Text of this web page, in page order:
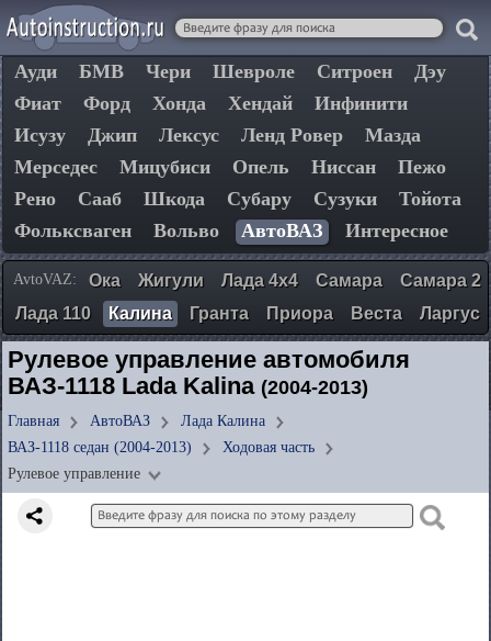
Ауди БМВ Чери Шевроле Ситроен
Дэу
Фиат
Форд Хонда Хендай
Инфинити
Исузу
Джип Лексус Ленд Ровер
Мазда
Мерседес
Мицубиси Опель Ниссан
Пежо
Рено
Сааб Шкода Субару Сузуки
Тойота
Фольксваген
Вольво АвтоВАЗ Интересное
AvtoVAZ: Ока Жигули Лада 4х4 Самара
Самара 2
Лада 110
Калина Гранта Приора Веста Ларгус
Рулевое управление автомобиля
ВАЗ-1118 Lada Kalina (2004-2013)
Главная АвтоВАЗ
Лада Калина
ВАЗ-1118 седан (2004-2013)
Ходовая часть
Рулевое управление